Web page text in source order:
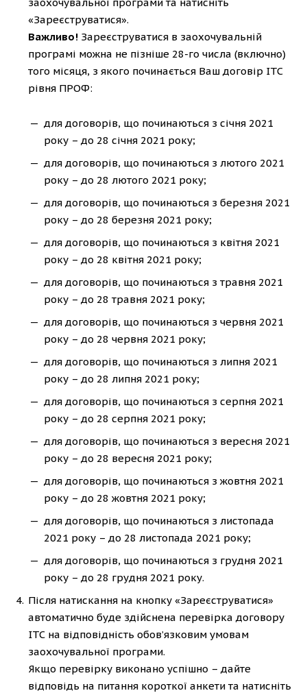
«Зареєструватися».
Важливо! Зареєструватися в заохочувальній
програмі можна не пізніше 28-го числа (включно)
того місяця, з якого починається Ваш договір ІТС
рівня ПРОФ:
для договорів, що починаються з січня 2021
року – до 28 січня 2021 року;
для договорів, що починаються з лютого 2021
року – до 28 лютого 2021 року;
для договорів, що починаються з березня 2021
року – до 28 березня 2021 року;
для договорів, що починаються з квітня 2021
року – до 28 квітня 2021 року;
для договорів, що починаються з травня 2021
року – до 28 травня 2021 року;
для договорів, що починаються з червня 2021
року – до 28 червня 2021 року;
для договорів, що починаються з липня 2021
року – до 28 липня 2021 року;
для договорів, що починаються з серпня 2021
року – до 28 серпня 2021 року;
для договорів, що починаються з вересня 2021
року – до 28 вересня 2021 року;
для договорів, що починаються з жовтня 2021
року – до 28 жовтня 2021 року;
для договорів, що починаються з листопада
2021 року – до 28 листопада 2021 року;
для договорів, що починаються з грудня 2021
року – до 28 грудня 2021 року.
Після натискання на кнопку «Зареєструватися»
автоматично буде здійснена перевірка договору
ІТС на відповідність обов’язковим умовам
заохочувальної програми.
Якщо перевірку виконано успішно – дайте
відповідь на питання короткої анкети та натисніть